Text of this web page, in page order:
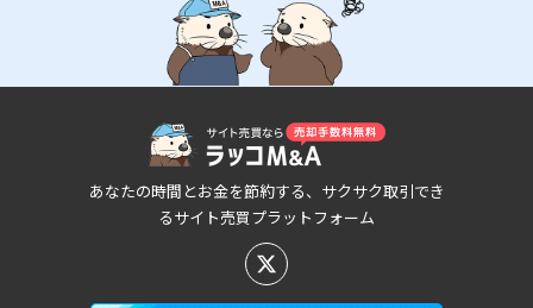
あなたの時間とお金を節約する、サクサク取引でき
るサイト売買プラットフォーム